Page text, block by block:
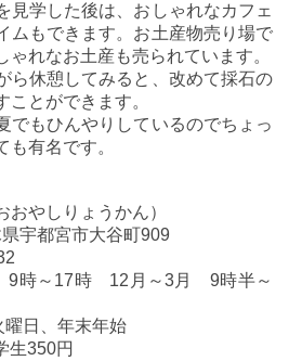
見学した後は、おしゃれなカフェ
ムもできます。お土産物売り場で
ゃれなお土産も売られています。
ら休憩してみると、改めて採石の
ことができます。
でもひんやりしているのでちょっ
も有名です。
やしりょうかん）
宇都宮市大谷町909
9時～17時 12月～3月 9時半～
曜日、年末年始
生350円